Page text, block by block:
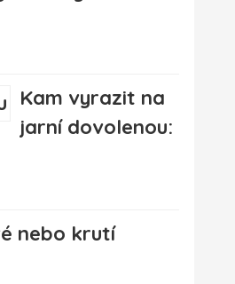
Kam vyrazit na
jarní dovolenou:
nebo krutí